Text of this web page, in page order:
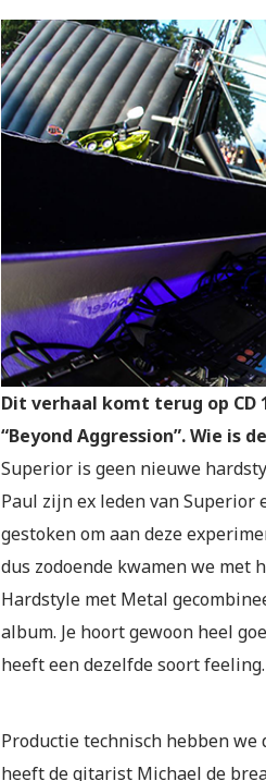
Dit verhaal komt terug op CD
“Beyond Aggression”. Wie is
Superior is geen nieuwe
Paul zijn ex leden van Superior
gestoken om aan deze
dus zodoende kwamen we met
Hardstyle met Metal
album. Je hoort gewoon heel
heeft een dezelfde soort feeling.
Productie technisch hebben we
heeft de gitarist Michael de